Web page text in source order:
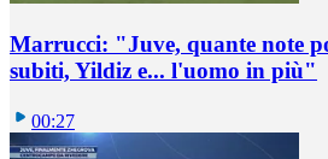
Marrucci: "Juve, quante note
subiti, Yildiz e... l'uomo in più"
00:27